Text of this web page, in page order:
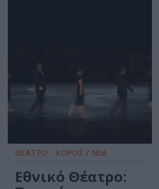
ΘΕΑΤΡΟ - ΧΟΡΟΣ / ΝΕΑ
Εθνικό Θέατρο: